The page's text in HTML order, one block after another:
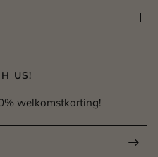
US!
welkomstkorting!